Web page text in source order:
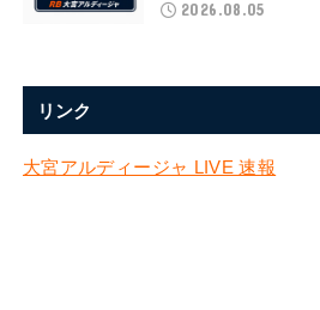
2026.08.05
リンク
大宮アルディージャ LIVE 速報